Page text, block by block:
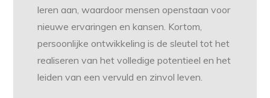
leren aan, waardoor mensen openstaan voor
nieuwe ervaringen en kansen. Kortom,
persoonlijke ontwikkeling is de sleutel tot het
realiseren van het volledige potentieel en het
leiden van een vervuld en zinvol leven.